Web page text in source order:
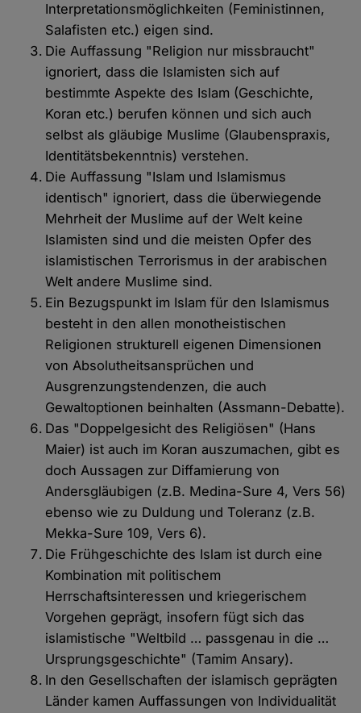
Interpretationsmöglichkeiten (Feministinnen,
Salafisten etc.) eigen sind.
Die Auffassung "Religion nur missbraucht"
ignoriert, dass die Islamisten sich auf
bestimmte Aspekte des Islam (Geschichte,
Koran etc.) berufen können und sich auch
selbst als gläubige Muslime (Glaubenspraxis,
Identitätsbekenntnis) verstehen.
Die Auffassung "Islam und Islamismus
identisch" ignoriert, dass die überwiegende
Mehrheit der Muslime auf der Welt keine
Islamisten sind und die meisten Opfer des
islamistischen Terrorismus in der arabischen
Welt andere Muslime sind.
Ein Bezugspunkt im Islam für den Islamismus
besteht in den allen monotheistischen
Religionen strukturell eigenen Dimensionen
von Absolutheitsansprüchen und
Ausgrenzungstendenzen, die auch
Gewaltoptionen beinhalten (Assmann-Debatte).
Das "Doppelgesicht des Religiösen" (Hans
Maier) ist auch im Koran auszumachen, gibt es
doch Aussagen zur Diffamierung von
Andersgläubigen (z.B. Medina-Sure 4, Vers 56)
ebenso wie zu Duldung und Toleranz (z.B.
Mekka-Sure 109, Vers 6).
Die Frühgeschichte des Islam ist durch eine
Kombination mit politischem
Herrschaftsinteressen und kriegerischem
Vorgehen geprägt, insofern fügt sich das
islamistische "Weltbild … passgenau in die …
Ursprungsgeschichte" (Tamim Ansary).
In den Gesellschaften der islamisch geprägten
Länder kamen Auffassungen von Individualität